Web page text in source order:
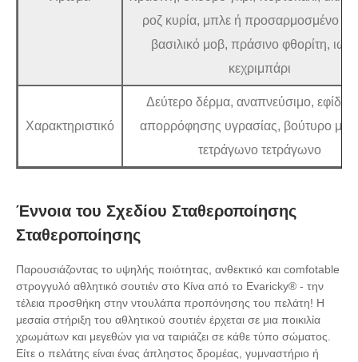
ροζ κυρία, μπλε ή προσαρμοσμένο
βασιλικό μοβ, πράσινο φθορίτη,
κεχριμπάρι
Χαρακτηριστικό
Δεύτερο δέρμα, αναπνεύσιμο,
απορρόφησης υγρασίας, βούτυρο
τετράγωνο τετράγωνο
Έννοια του Σχεδίου Σταθεροποίησης
Σταθεροποίησης
Παρουσιάζοντας το υψηλής ποιότητας, ανθεκτικό και comfotable
στρογγυλό αθλητικό σουτιέν στο Κίνα από το Evaricky® - την
τέλεια προσθήκη στην ντουλάπα προπόνησης του πελάτη! Η
μεσαία στήριξη του αθλητικού σουτιέν έρχεται σε μια ποικιλία
χρωμάτων και μεγεθών για να ταιριάζει σε κάθε τύπο σώματος.
Είτε ο πελάτης είναι ένας άπληστος δρομέας, γυμναστήριο ή